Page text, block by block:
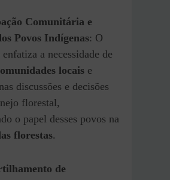
Comunitária e
Povos Indígenas: O
a necessidade de
locais e
nas discussões e decisões
florestal,
o papel desses povos na
florestas.
de